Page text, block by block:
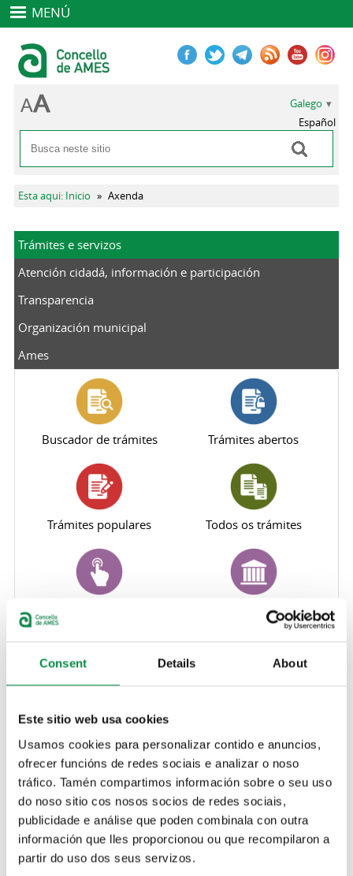
Consent Details About
Este sitio web usa cookies
Usamos cookies para personalizar contido e anuncios,
ofrecer funcións de redes sociais e analizar o noso
tráfico. Tamén compartimos información sobre o seu uso
do noso sitio cos nosos socios de redes sociais,
publicidade e análise que poden combinala con outra
información que lles proporcionou ou que recompilaron a
partir do uso dos seus servizos.
MENÚ
Formulario de busca
Buscar
Galego
Español
Vostede está aquí
Esta aqui: Inicio » Axenda
Trámites e servizos
Atención cidadá, información e participación
Transparencia
Organización municipal
Ames
Buscador de trámites Trámites abertos
Trámites populares Todos os trámites
Sede electrónica
Solicitude de praza nas Escolas infantís municipais
Axenda